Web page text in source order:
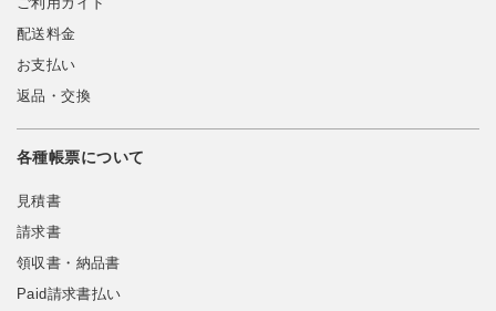
配送料金
お支払い
返品・交換
各種帳票について
見積書
請求書
領収書・納品書
Paid請求書払い